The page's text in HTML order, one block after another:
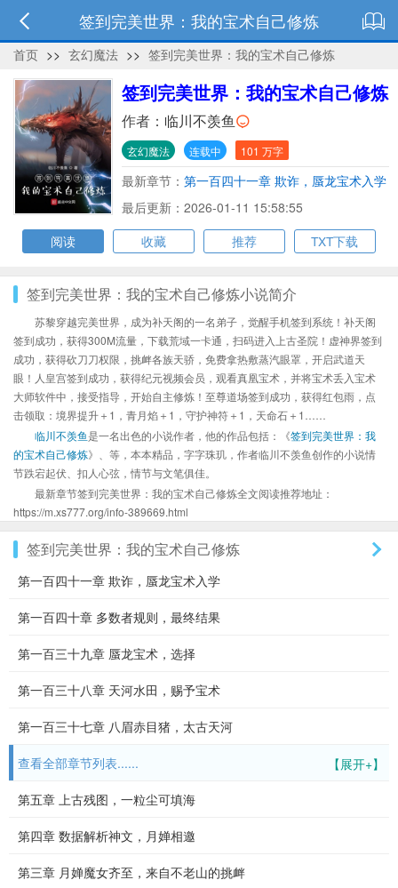
签到完美世界：我的宝术自己修炼
首页 >> 玄幻魔法 >> 签到完美世界：我的宝术自己修炼
签到完美世界：我的宝术自己修炼
作者： 临川不羡鱼
玄幻魔法 连载中 101 万字
最新章节： 第一百四十一章 欺诈，蜃龙宝术入学
最后更新：2026-01-11 15:58:55
阅读
收藏 推荐 TXT下载
签到完美世界：我的宝术自己修炼小说简介
苏黎穿越完美世界，成为补天阁的一名弟子，觉醒手机签到系统！补天阁
签到成功，获得300M流量，下载荒域一卡通，扫码进入上古圣院！虚神界签到
成功，获得砍刀刀权限，挑衅各族天骄，免费拿热敷蒸汽眼罩，开启武道天
眼！人皇宫签到成功，获得纪元视频会员，观看真凰宝术，并将宝术丢入宝术
大师软件中，接受指导，开始自主修炼！至尊道场签到成功，获得红包雨，点
击领取：境界提升＋1，青月焰＋1，守护神符＋1，天命石＋1……
临川不羡鱼是一名出色的小说作者，他的作品包括：《签到完美世界：我
的宝术自己修炼》、等，本本精品，字字珠玑，作者临川不羡鱼创作的小说情
节跌宕起伏、扣人心弦，情节与文笔俱佳。
最新章节签到完美世界：我的宝术自己修炼全文阅读推荐地址：
https://m.xs777.org/info-389669.html
签到完美世界：我的宝术自己修炼
第一百四十一章 欺诈，蜃龙宝术入学
第一百四十章 多数者规则，最终结果
第一百三十九章 蜃龙宝术，选择
第一百三十八章 天河水田，赐予宝术
第一百三十七章 八眉赤目猪，太古天河
【展开+】
查看全部章节列表......
第五章 上古残图，一粒尘可填海
第四章 数据解析神文，月婵相邀
第三章 月婵魔女齐至，来自不老山的挑衅